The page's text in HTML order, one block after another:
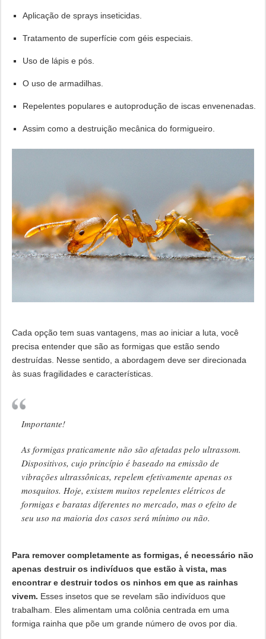
Aplicação de sprays inseticidas.
Tratamento de superfície com géis especiais.
Uso de lápis e pós.
O uso de armadilhas.
Repelentes populares e autoprodução de iscas envenenadas.
Assim como a destruição mecânica do formigueiro.
Cada opção tem suas vantagens, mas ao iniciar a luta, você
precisa entender que são as formigas que estão sendo
destruídas. Nesse sentido, a abordagem deve ser direcionada
às suas fragilidades e características.
Importante!
As formigas praticamente não são afetadas pelo ultrassom.
Dispositivos, cujo princípio é baseado na emissão de
vibrações ultrassônicas, repelem efetivamente apenas os
mosquitos. Hoje, existem muitos repelentes elétricos de
formigas e baratas diferentes no mercado, mas o efeito de
seu uso na maioria dos casos será mínimo ou não.
Para remover completamente as formigas, é necessário não
apenas destruir os indivíduos que estão à vista, mas
encontrar e destruir todos os ninhos em que as rainhas
vivem. Esses insetos que se revelam são indivíduos que
trabalham. Eles alimentam uma colônia centrada em uma
formiga rainha que põe um grande número de ovos por dia.